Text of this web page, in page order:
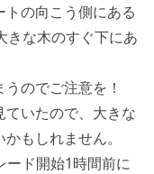
トの向こう側にある
きな木のすぐ下にあ
のでご注意を！
ていたので、大きな
もしれません。
ード開始1時間前に